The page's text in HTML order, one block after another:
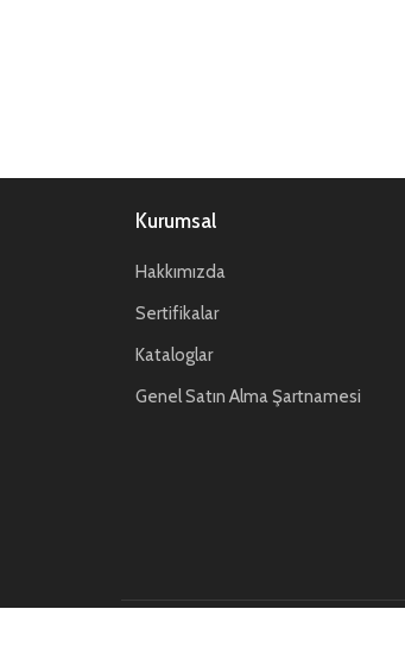
Kurumsal
Hakkımızda
Sertifikalar
Kataloglar
Genel Satın Alma Şartnamesi